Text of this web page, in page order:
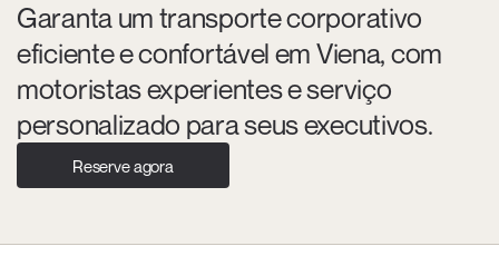
Garanta um transporte corporativo
eficiente e confortável em Viena, com
motoristas experientes e serviço
personalizado para seus executivos.
Reserve agora